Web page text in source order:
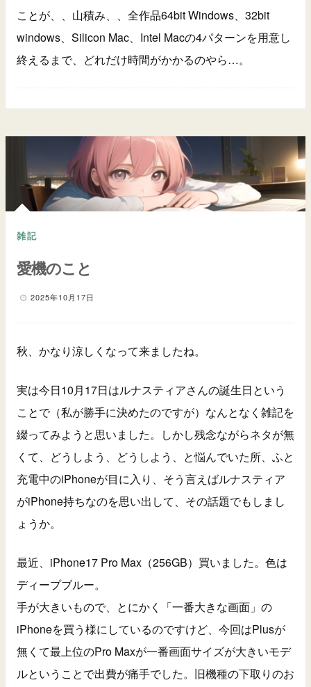
ことが、、山積み、、全作品64bit Windows、32bit
windows、Silicon Mac、Intel Macの4パターンを用意し
終えるまで、どれだけ時間がかかるのやら…。
雑記
愛機のこと
2025年10月17日
秋、かなり涼しくなって来ましたね。
実は今日10月17日はルナスティアさんの誕生日という
ことで（私が勝手に決めたのですが）なんとなく雑記を
綴ってみようと思いました。しかし残念ながらネタが無
くて、どうしよう、どうしよう、と悩んでいた所、ふと
充電中のiPhoneが目に入り、そう言えばルナスティア
がiPhone持ちなのを思い出して、その話題でもしまし
ょうか。
最近、iPhone17 Pro Max（256GB）買いました。色は
ディープブルー。
手が大きいもので、とにかく「一番大きな画面」の
iPhoneを買う様にしているのですけど、今回はPlusが
無くて最上位のPro Maxが一番画面サイズが大きいモデ
ルということで出費が痛手でした。旧機種の下取りのお